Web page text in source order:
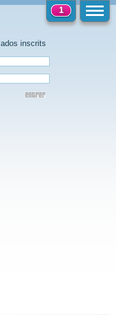
ados inscrits
1